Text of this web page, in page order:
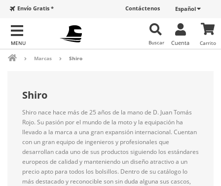
Español
Contáctenos
Envío Gratis *
Carrito
Cuenta
Buscar
Marcas Shiro
Shiro
Shiro nace hace más de 25 años de la mano de D. Juan Tomás
Rojo. Su pasión por el mundo de la moto y la equipación ha
llevado a la marca a una gran expansión internacional. Cuentan
con un gran equipo de ingenieros y profesionales que
desarrollan cada uno de sus productos siguiendo los estándares
europeos de calidad y manteniendo un diseño atractivo a un
precio apto para todos los bolsillos. Dentro de su catálogo lo
más destacado y reconocible son sin duda alguna sus cascos,